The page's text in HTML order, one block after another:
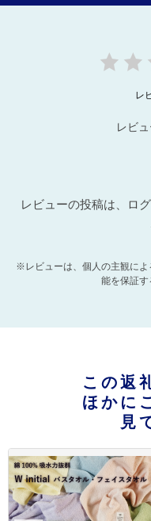
レ
レビ
レビューの投稿は、ロ
※レビューは、個人の主観によ
能を保証す
この返
ほかに
見